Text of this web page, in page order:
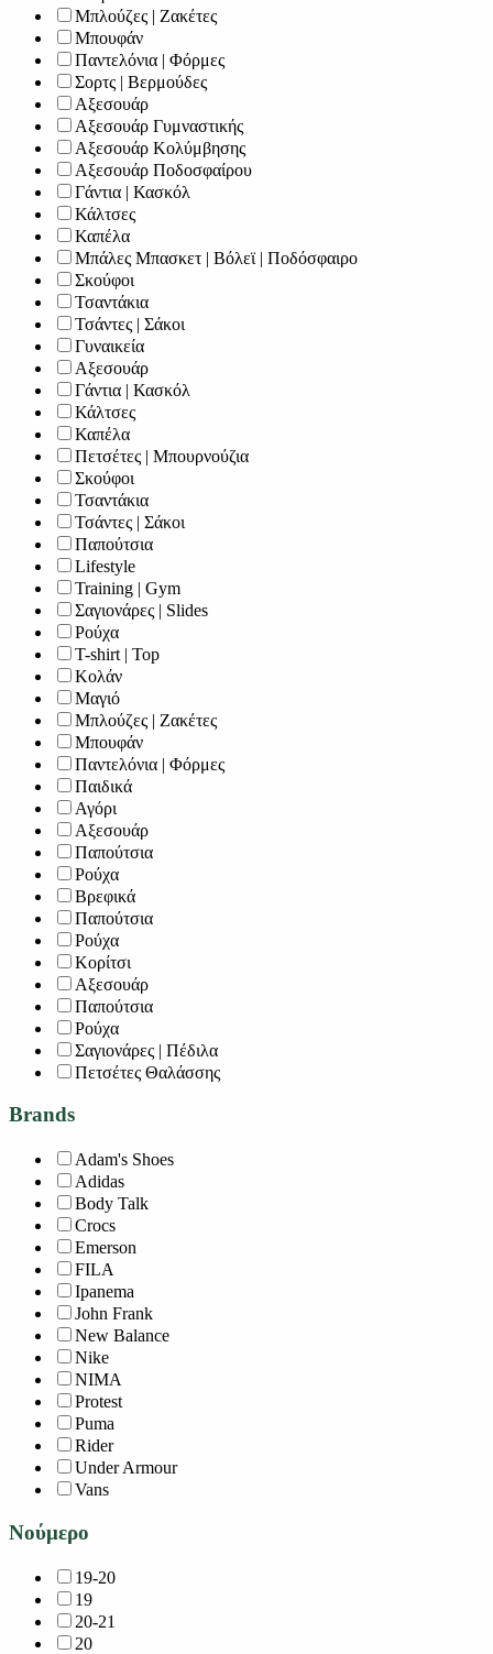
Μπλούζες | Ζακέτες
Μπουφάν
Παντελόνια | Φόρμες
Σορτς | Βερμούδες
Αξεσουάρ
Αξεσουάρ Γυμναστικής
Αξεσουάρ Κολύμβησης
Αξεσουάρ Ποδοσφαίρου
Γάντια | Κασκόλ
Κάλτσες
Καπέλα
Μπάλες Μπασκετ | Βόλεϊ | Ποδόσφαιρο
Σκούφοι
Τσαντάκια
Τσάντες | Σάκοι
Γυναικεία
Αξεσουάρ
Γάντια | Κασκόλ
Κάλτσες
Καπέλα
Πετσέτες | Μπουρνούζια
Σκούφοι
Τσαντάκια
Τσάντες | Σάκοι
Παπούτσια
Lifestyle
Training | Gym
Σαγιονάρες | Slides
Ρούχα
T-shirt | Top
Κολάν
Μαγιό
Μπλούζες | Ζακέτες
Μπουφάν
Παντελόνια | Φόρμες
Παιδικά
Αγόρι
Αξεσουάρ
Παπούτσια
Ρούχα
Βρεφικά
Παπούτσια
Ρούχα
Κορίτσι
Αξεσουάρ
Παπούτσια
Ρούχα
Σαγιονάρες | Πέδιλα
Πετσέτες Θαλάσσης
Brands
Adam's Shoes
Adidas
Body Talk
Crocs
Emerson
FILA
Ipanema
John Frank
New Balance
Nike
NIMA
Protest
Puma
Rider
Under Armour
Vans
Νούμερο
19-20
19
20-21
20